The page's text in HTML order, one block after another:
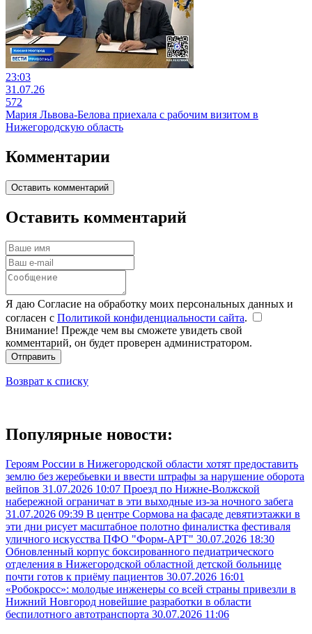
23:03
31.07.26
572
Мария Львова-Белова приехала с рабочим визитом в
Нижегородскую область
Комментарии
Оставить комментарий
Оставить комментарий
Я даю Согласие на обработку моих персональных данных и
согласен с Политикой конфиденциальности сайта.
Внимание! Прежде чем вы сможете увидеть свой
комментарий, он будет проверен администратором.
Отправить
Возврат к списку
Популярные новости:
Героям России в Нижегородской области хотят предоставить
землю без жеребьевки и ввести штрафы за нарушение оборота
вейпов 31.07.2026 10:07 Проезд по Нижне-Волжской
набережной ограничат в эти выходные из-за ночного забега
31.07.2026 09:39 В центре Сормова на фасаде девятиэтажки в
эти дни рисует масштабное полотно финалистка фестиваля
уличного искусства ПФО "Форм-АРТ" 30.07.2026 18:30
Обновленный корпус боксированного педиатрического
отделения в Нижегородской областной детской больнице
почти готов к приёму пациентов 30.07.2026 16:01
«Робокросс»: молодые инженеры со всей страны привезли в
Нижний Новгород новейшие разработки в области
беспилотного автотранспорта 30.07.2026 11:06